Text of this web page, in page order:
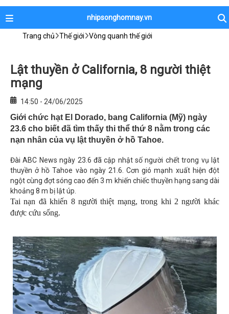
nhipsonghomnay.vn
Trang chủ Thế giới Vòng quanh thế giới
Lật thuyền ở California, 8 người thiệt
mạng
14:50 - 24/06/2025
Giới chức hạt El Dorado, bang California (Mỹ) ngày
23.6 cho biết đã tìm thấy thi thể thứ 8 nằm trong các
nạn nhân của vụ lật thuyền ở hồ Tahoe.
Đài ABC News ngày 23.6 đã cập nhật số người chết trong vụ lật
thuyền ở hồ Tahoe vào ngày 21.6. Cơn gió mạnh xuất hiện đột
ngột cùng đợt sóng cao đến 3 m khiến chiếc thuyền hạng sang dài
khoảng 8 m bị lật úp.
Tai nạn đã khiến 8 người thiệt mạng, trong khi 2 người khác
được cứu sống.